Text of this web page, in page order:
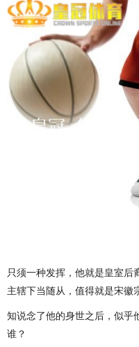
只须一种发挥，他就是皇室后
主辖下当随从，值得就是宋徽
知说念了他的身世之后，似乎
谁？